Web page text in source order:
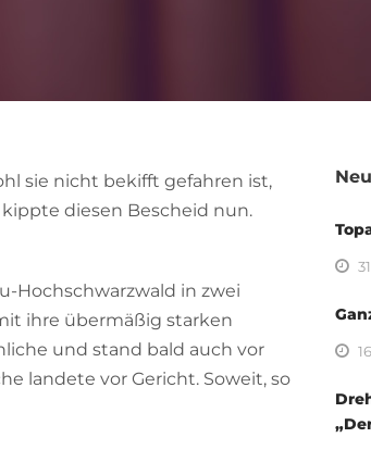
sie nicht bekifft gefahren ist,
diesen Bescheid nun.
Hochschwarzwald in zwei
ihre übermäßig starken
und stand bald auch vor
landete vor Gericht. Soweit, so